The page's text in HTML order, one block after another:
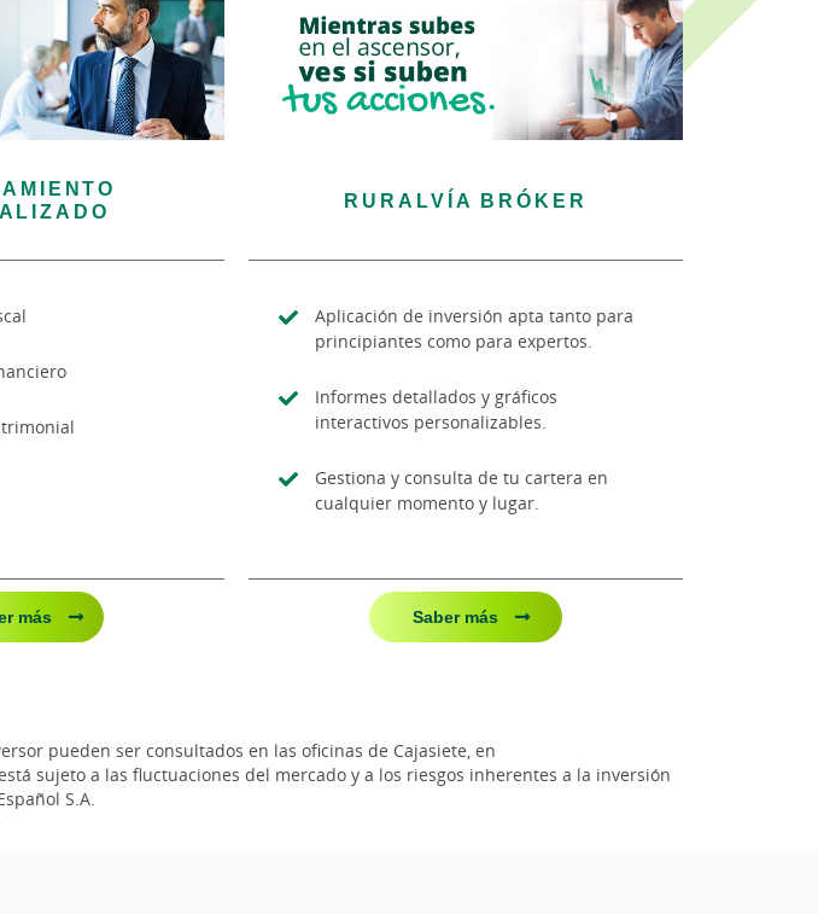
más
RURALVÍA BRÓKER
Aplicación de inversión apta tanto para
principiantes como para expertos.
Informes detallados y gráficos
interactivos personalizables.
Gestiona y consulta de tu cartera en
cualquier momento y lugar.
Saber más
pueden ser consultados en las oficinas de Cajasiete, en
sujeto a las fluctuaciones del mercado y a los riesgos inherentes a la inversión
S.A.